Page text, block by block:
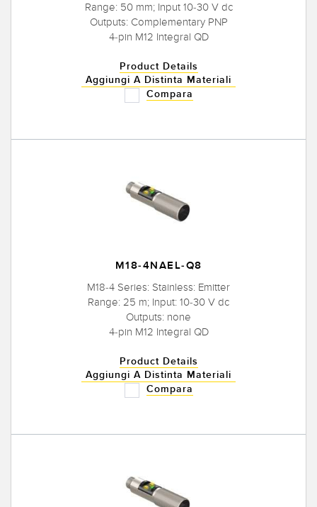
Range: 50 mm; Input 10-30 V dc
Outputs: Complementary PNP
4-pin M12 Integral QD
Product Details
Aggiungi A Distinta Materiali
Compara
M18-4NAEL-Q8
M18-4 Series: Stainless: Emitter
Range: 25 m; Input: 10-30 V dc
Outputs: none
4-pin M12 Integral QD
Product Details
Aggiungi A Distinta Materiali
Compara